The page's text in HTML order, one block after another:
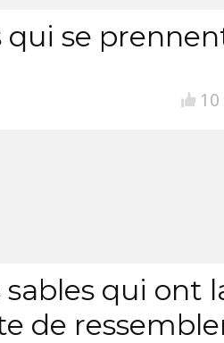
se
qui ont
de